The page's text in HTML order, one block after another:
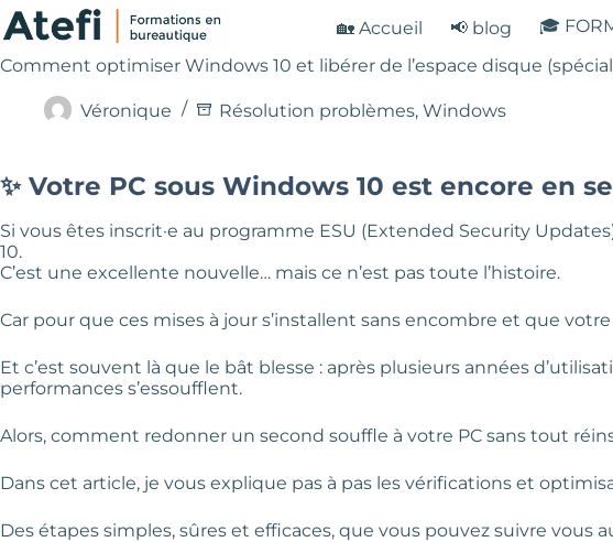
Passer
au
🏡 Accueil 📢 blog 🎓
Comment optimiser Windows 10 et libérer de l’espace disque (spécial
Véronique Résolution problèmes, Windows
✨ Votre PC sous Windows 10 est encore en
Si vous êtes inscrit·e au programme ESU (Extended Security
10.
C’est une excellente nouvelle… mais ce n’est pas toute l’histoire.
Car pour que ces mises à jour s’installent sans encombre et que
Et c’est souvent là que le bât blesse : après plusieurs années
performances s’essoufflent.
Alors, comment redonner un second souffle à votre PC sans tout
Dans cet article, je vous explique pas à pas les vérifications et
Des étapes simples, sûres et efficaces, que vous pouvez suivre vous